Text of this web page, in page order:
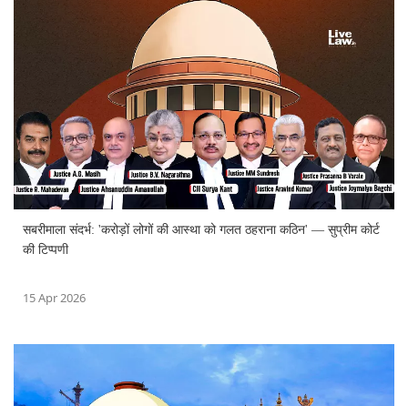
सबरीमाला संदर्भ: 'करोड़ों लोगों की आस्था को गलत ठहराना कठिन' — सुप्रीम कोर्ट
की टिप्पणी
15 Apr 2026